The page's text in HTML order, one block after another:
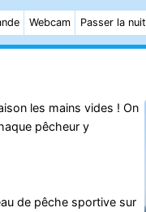
Webcam Passer la nuit
les mains vides ! On
pêcheur y
de pêche sportive sur